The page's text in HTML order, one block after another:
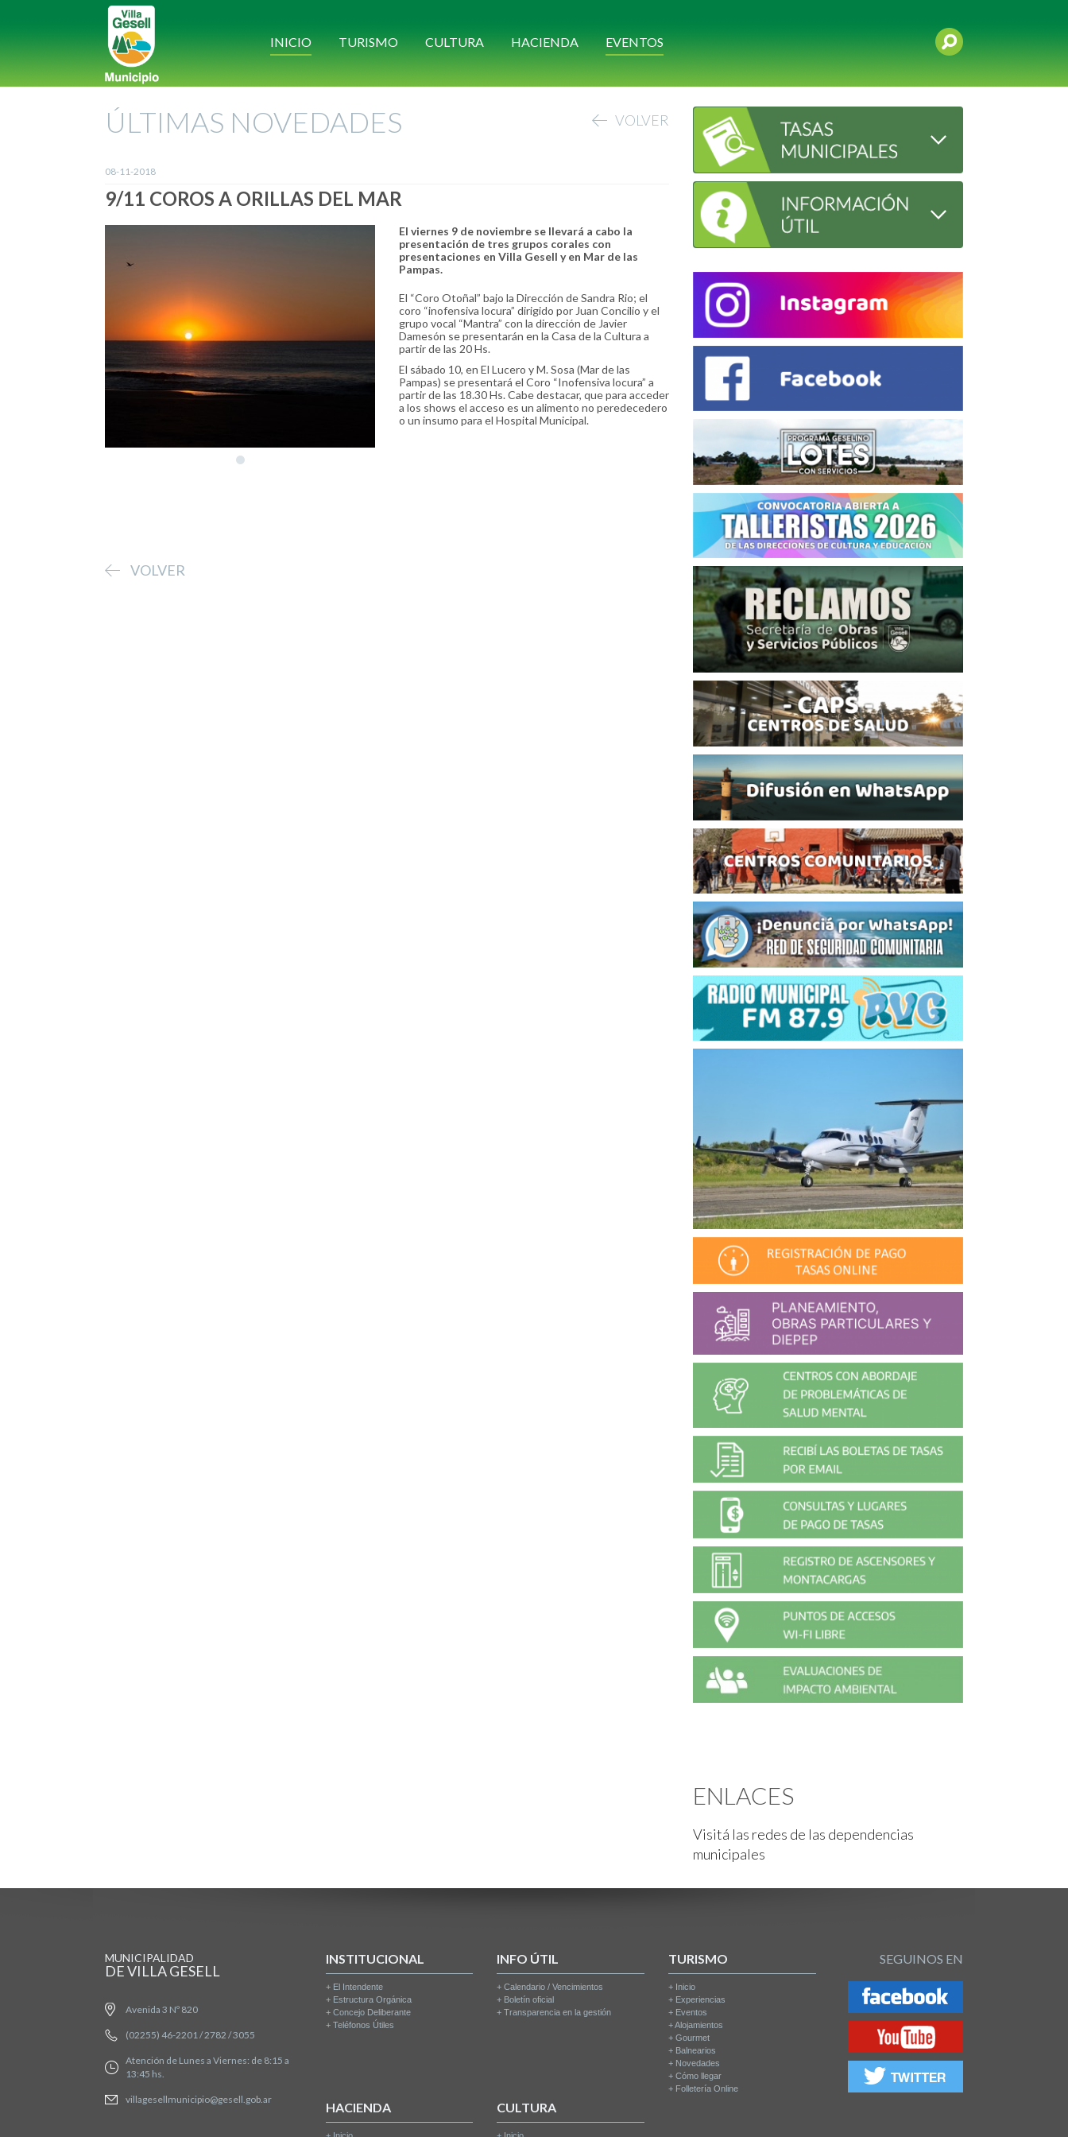
INICIO TURISMO CULTURA HACIENDA EVENTOS
ÚLTIMAS NOVEDADES VOLVER
08-11-2018
9/11 COROS A ORILLAS DEL MAR
El viernes 9 de noviembre se llevará a cabo la
presentación de tres grupos corales con
presentaciones en Villa Gesell y en Mar de las
Pampas.
El “Coro Otoñal” bajo la Dirección de Sandra Rio; el
coro “inofensiva locura” dirigido por Juan Concilio y el
grupo vocal “Mantra” con la dirección de Javier
Damesón se presentarán en la Casa de la Cultura a
partir de las 20 Hs.
El sábado 10, en El Lucero y M. Sosa (Mar de las
Pampas) se presentará el Coro “Inofensiva locura” a
partir de las 18.30 Hs. Cabe destacar, que para acceder
a los shows el acceso es un alimento no peredecedero
o un insumo para el Hospital Municipal.
VOLVER
ENLACES
Visitá las redes de las dependencias
municipales
MUNICIPALIDAD
DE VILLA GESELL
Avenida 3 Nº 820
(02255) 46-2201 / 2782 / 3055
Atención de Lunes a Viernes: de 8:15 a
13:45 hs.
villagesellmunicipio@gesell.gob.ar
INSTITUCIONAL
+ El Intendente
+ Estructura Orgánica
+ Concejo Deliberante
+ Teléfonos Útiles
INFO ÚTIL
+Calendario / Vencimientos
+ Boletín oficial
+Transparencia en la gestión
TURISMO
+ Inicio
+ Experiencias
+ Eventos
+Alojamientos
+Gourmet
+ Balnearios
+ Novedades
+Cómo llegar
+ Folletería Online
HACIENDA CULTURA
SEGUINOS EN